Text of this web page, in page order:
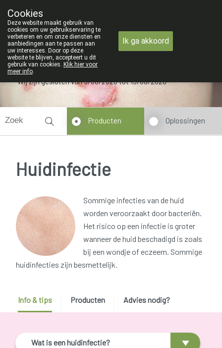
09 228 32 36
Wij zijn gesloten van 3/08/2026 tot 19/08/2026
Producten Oplossingen
Huidinfectie
Sommige infecties van de huid
worden veroorzaakt door bacteriën.
Het risico op een infectie is groter
wanneer de huid beschadigd is zoals
bij een wondje of eczeem. Sommige
huidinfecties zijn besmettelijk.
Info & tips Producten Advies nodig?
Wat is een huidinfectie?
Cookies
Deze website maakt gebruik van
cookies om uw gebruikservaring te
verbeteren en om onze diensten en
aanbiedingen aan te passen aan
uw interesses. Door op deze
website te blijven, accepteert u dit
gebruik van cookies. Klik hier voor
meer info.
Ik ga akkoord